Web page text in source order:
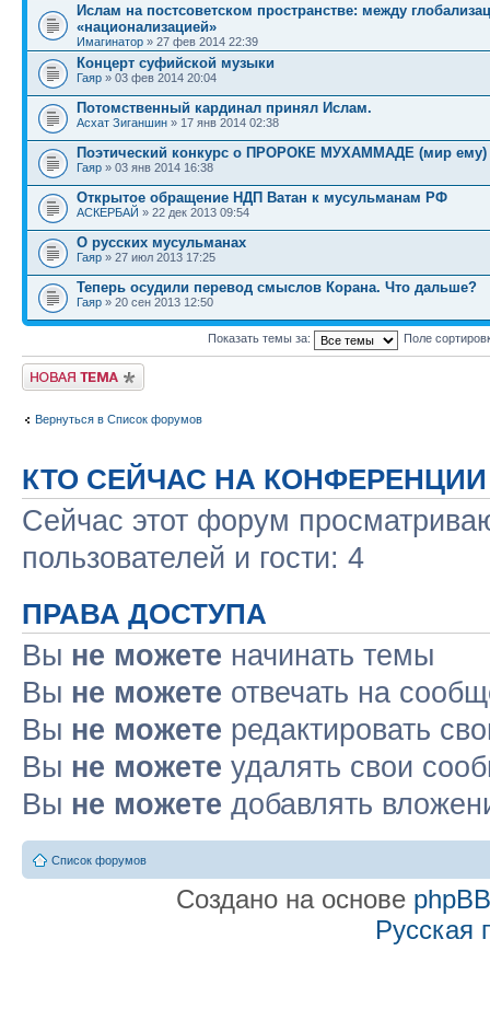
Ислам на постсоветском пространстве: между
«национализацией»
Имагинатор » 27 фев 2014 22:39
Концерт суфийской музыки
Гаяр » 03 фев 2014 20:04
Потомственный кардинал принял Ислам.
Асхат Зиганшин » 17 янв 2014 02:38
Поэтический конкурс о ПРОРОКЕ МУХАММАДЕ (мир ему)
Гаяр » 03 янв 2014 16:38
Открытое обращение НДП Ватан к мусульманам РФ
АСКЕРБАЙ » 22 дек 2013 09:54
О русских мусульманах
Гаяр » 27 июл 2013 17:25
Теперь осудили перевод смыслов Корана. Что дальше?
Гаяр » 20 сен 2013 12:50
Показать темы за: Поле
Новая тема
Вернуться в Список форумов
КТО СЕЙЧАС НА КОНФЕРЕНЦИИ
Сейчас этот форум
пользователей и гости: 4
ПРАВА ДОСТУПА
Вы не можете начинать темы
Вы не можете отвечать на
Вы не можете редактировать
Вы не можете удалять свои
Вы не можете добавлять
Список форумов
Создано на основе phpBB
Русская